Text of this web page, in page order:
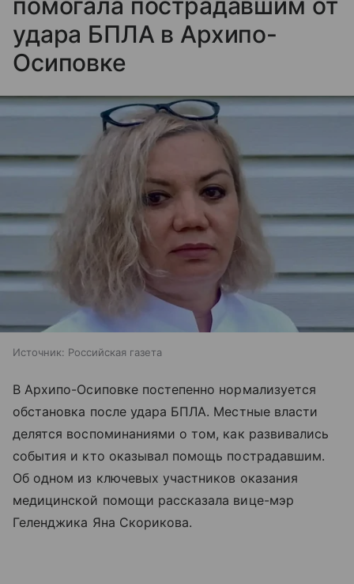
удара БПЛА в Архипо-
Осиповке
Источник: Российская газета
В Архипо-Осиповке постепенно нормализуется
обстановка после удара БПЛА. Местные власти
делятся воспоминаниями о том, как развивались
события и кто оказывал помощь пострадавшим.
Об одном из ключевых участников оказания
медицинской помощи рассказала вице-мэр
Геленджика Яна Скорикова.